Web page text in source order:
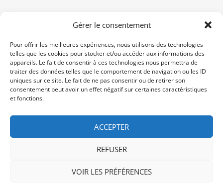
Gérer le consentement
Pour offrir les meilleures expériences, nous utilisons des technologies
telles que les cookies pour stocker et/ou accéder aux informations des
appareils. Le fait de consentir à ces technologies nous permettra de
traiter des données telles que le comportement de navigation ou les ID
uniques sur ce site. Le fait de ne pas consentir ou de retirer son
consentement peut avoir un effet négatif sur certaines caractéristiques
et fonctions.
ACCEPTER
REFUSER
VOIR LES PRÉFÉRENCES
2 Cours de l'Yser 33800
Bordeaux
Lun-Samedi: 10:00 -19:00
Non Stop
/ /